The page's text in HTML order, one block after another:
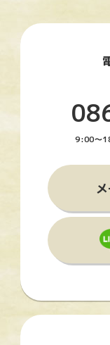
9:00〜